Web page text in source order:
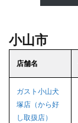
小山市
店舗名
ガスト小山犬
塚店（から好
し取扱店）